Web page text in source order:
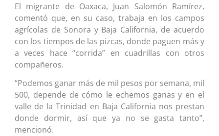
El migrante de Oaxaca, Juan Salomón Ramírez,
comentó que, en su caso, trabaja en los campos
agrícolas de Sonora y Baja California, de acuerdo
con los tiempos de las pizcas, donde paguen más y
a veces hace “corrida” en cuadrillas con otros
compañeros.
“Podemos ganar más de mil pesos por semana, mil
500, depende de cómo le echemos ganas y en el
valle de la Trinidad en Baja California nos prestan
donde dormir, así que ya no se gasta tanto”,
mencionó.